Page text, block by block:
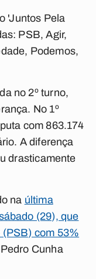
'Juntos Pela
PSB, Agir,
Podemos,
no 2º turno,
No 1º
com 863.174
A diferença
drasticamente
na última
(29), que
com 53%
Cunha